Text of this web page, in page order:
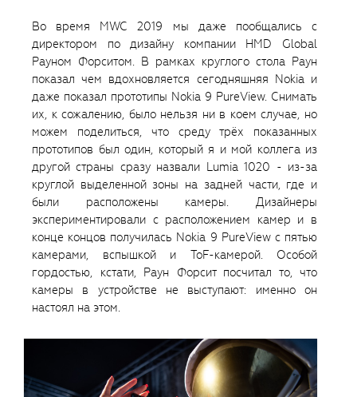
Во время MWC 2019 мы даже пообщались с
директором по дизайну компании HMD Global
Рауном Форситом. В рамках круглого стола Раун
показал чем вдохновляется сегодняшняя Nokia и
даже показал прототипы Nokia 9 PureView. Снимать
их, к сожалению, было нельзя ни в коем случае, но
можем поделиться, что среду трёх показанных
прототипов был один, который я и мой коллега из
другой страны сразу назвали Lumia 1020 - из-за
круглой выделенной зоны на задней части, где и
были расположены камеры. Дизайнеры
экспериментировали с расположением камер и в
конце концов получилась Nokia 9 PureView с пятью
камерами, вспышкой и ToF-камерой. Особой
гордостью, кстати, Раун Форсит посчитал то, что
камеры в устройстве не выступают: именно он
настоял на этом.